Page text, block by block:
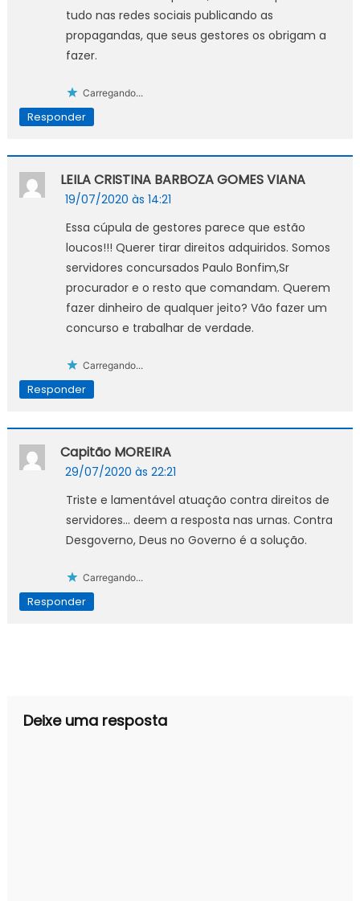
tudo nas redes sociais publicando as
propagandas, que seus gestores os obrigam a
fazer.
Carregando...
Responder
LEILA CRISTINA BARBOZA GOMES VIANA
19/07/2020 às 14:21
Essa cúpula de gestores parece que estão
loucos!!! Querer tirar direitos adquiridos. Somos
servidores concursados Paulo Bonfim,Sr
procurador e o resto que comandam. Querem
fazer dinheiro de qualquer jeito? Vão fazer um
concurso e trabalhar de verdade.
Carregando...
Responder
Capitão MOREIRA
29/07/2020 às 22:21
Triste e lamentável atuação contra direitos de
servidores… deem a resposta nas urnas. Contra
Desgoverno, Deus no Governo é a solução.
Carregando...
Responder
Deixe uma resposta